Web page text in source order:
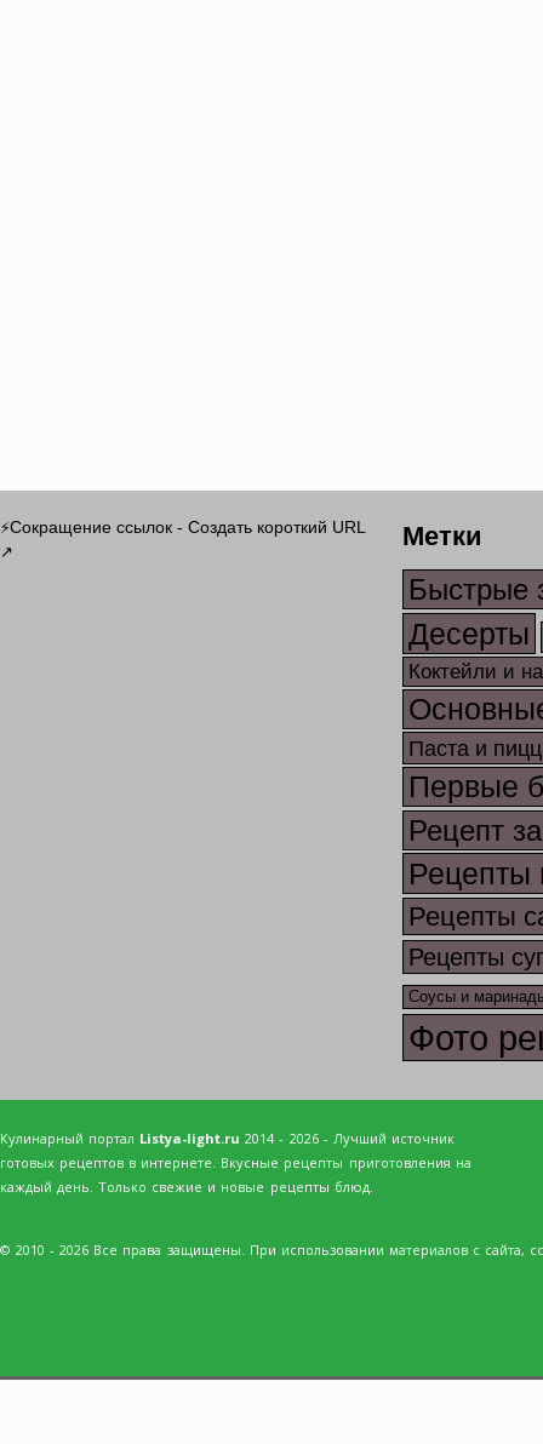
⚡Сокращение ссылок - Создать короткий URL
↗ Метки
Быстрые
Десерты
Коктейли и
Паста и
Первые
Рецепт
Рецепты
Рецепты
Рецепты
Соусы и
Фото
Кулинарный портал Listya-light.ru 2014 - 2026 - Лучший источник
готовых рецептов в интернете. Вкусные рецепты приготовления на
каждый день. Только свежие и новые рецепты блюд.
© 2010 - 2026 Все права защищены. При использовании материалов с сайта,